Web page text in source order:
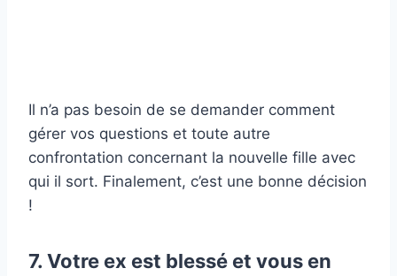
Il n’a pas besoin de se demander comment
gérer vos questions et toute autre
confrontation concernant la nouvelle fille avec
qui il sort. Finalement, c’est une bonne décision
!
7. Votre ex est blessé et vous en